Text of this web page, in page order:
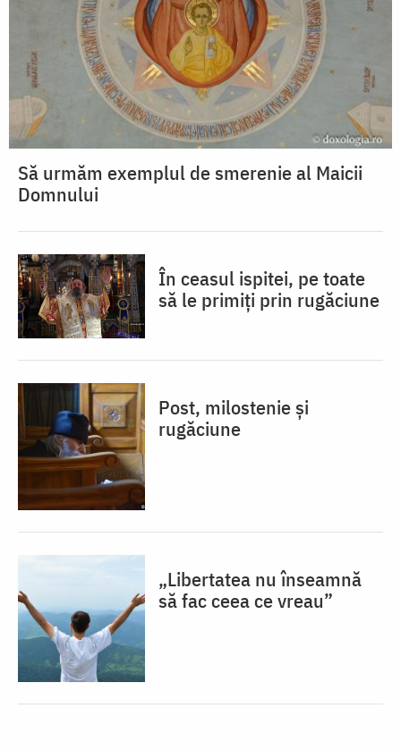
Să urmăm exemplul de smerenie al Maicii
Domnului
În ceasul ispitei, pe toate
să le primiți prin rugăciune
Post, milostenie și
rugăciune
„Libertatea nu înseamnă
să fac ceea ce vreau”